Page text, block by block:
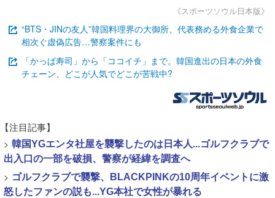
《スポーツソウル日本版》
“BTS・JINの友人”韓国料理界の大御所、代表務める外食企業で
相次ぐ虚偽広告…警察案件にも
「かっぱ寿司」から「ココイチ」まで。韓国進出の日本の外食
チェーン、どこが人気でどこが苦戦中?
【注目記事】
> 韓国YGエンタ社屋を襲撃したのは日本人...ゴルフクラブで
出入口の一部を破損、警察が経緯を調査へ
> ゴルフクラブで襲撃、BLACKPINKの10周年イベントに激
怒したファンの説も...YG本社で女性が暴れる